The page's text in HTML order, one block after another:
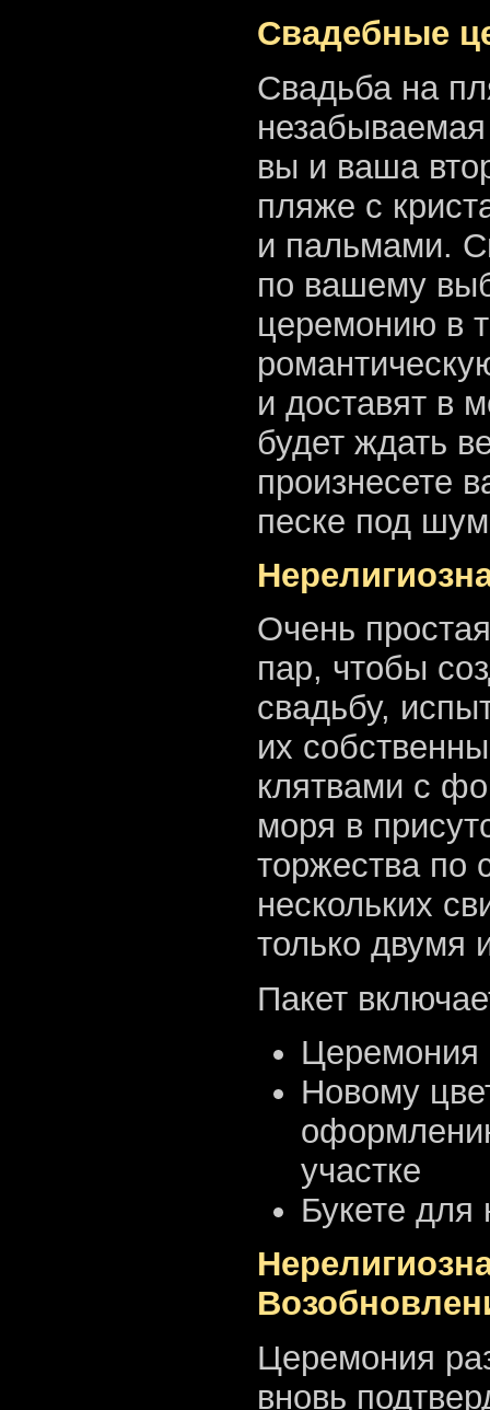
Свадебные
Свадьба на
вы и ваша
пляже с
и пальмами.
по вашему
церемонию в
и доставят в
будет ждать
произнесете
песке под
Очень
пар, чтобы
свадьбу,
их
клятвами с
моря в
торжества по
нескольких
только двумя
Пакет
Церемония
Новому
участке
Букете
Церемония
вновь